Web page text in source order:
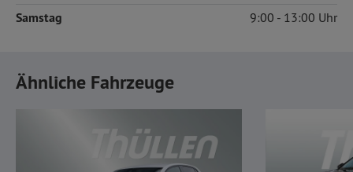
Samstag 9:00 13:00
Ähnliche Fahrzeuge